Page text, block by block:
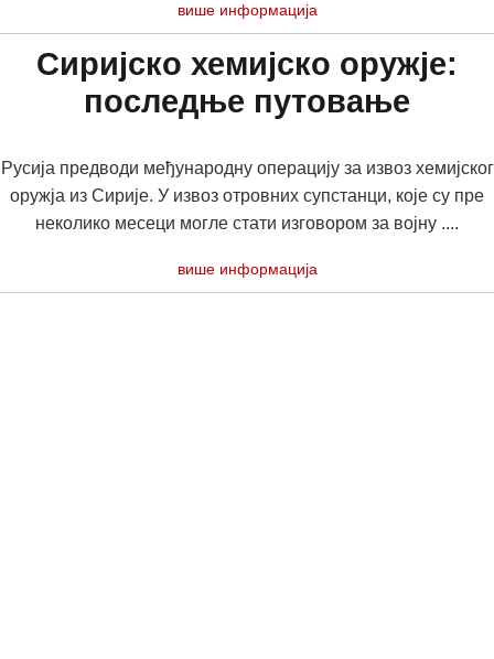
више информација
Сиријско хемијско оружје:
последње путовање
Русија предводи међународну операцију за извоз хемијског
оружја из Сирије. У извоз отровних супстанци, које су пре
неколико месеци могле стати изговором за војну ....
више информација